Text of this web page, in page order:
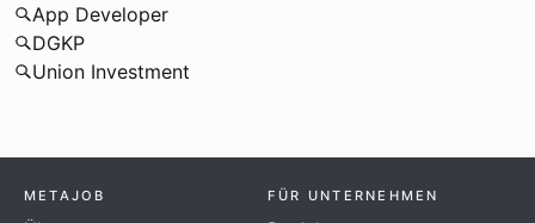
App Developer
DGKP
Union Investment
METAJOB FÜR UNTERNEHMEN